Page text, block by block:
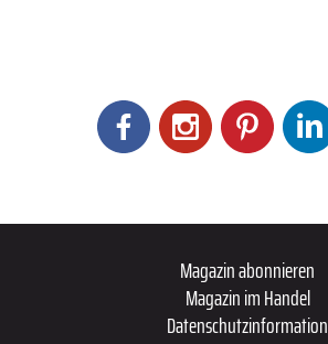
Magazin abonnieren
Magazin im Handel
Datenschutzinformation